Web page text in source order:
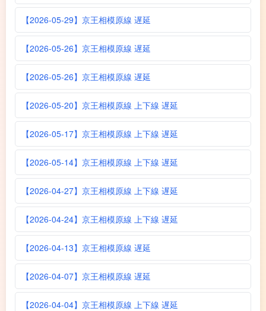
【2026-05-29】京王相模原線 遅延
【2026-05-26】京王相模原線 遅延
【2026-05-26】京王相模原線 遅延
【2026-05-20】京王相模原線 上下線 遅延
【2026-05-17】京王相模原線 上下線 遅延
【2026-05-14】京王相模原線 上下線 遅延
【2026-04-27】京王相模原線 上下線 遅延
【2026-04-24】京王相模原線 上下線 遅延
【2026-04-13】京王相模原線 遅延
【2026-04-07】京王相模原線 遅延
【2026-04-04】京王相模原線 上下線 遅延